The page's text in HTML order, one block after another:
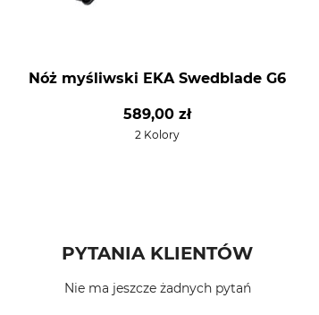
Nóż myśliwski EKA Swedblade G6
589,00 zł
2 Kolory
PYTANIA KLIENTÓW
Nie ma jeszcze żadnych pytań